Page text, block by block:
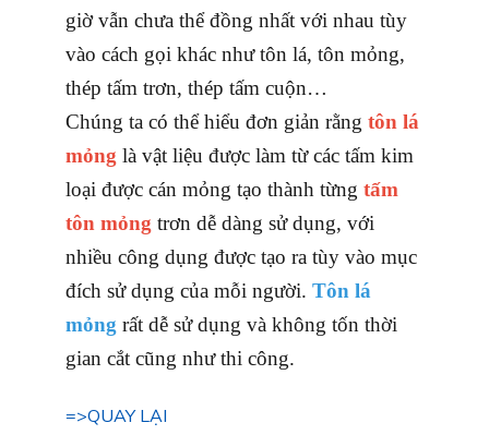
giờ vẫn chưa thể đồng nhất với nhau tùy
vào cách gọi khác như tôn lá, tôn mỏng,
thép tấm trơn, thép tấm cuộn…
Chúng ta có thể hiểu đơn giản rằng tôn lá
mỏng là vật liệu được làm từ các tấm kim
loại được cán mỏng tạo thành từng tấm
tôn mỏng trơn dễ dàng sử dụng, với
nhiều công dụng được tạo ra tùy vào mục
đích sử dụng của mỗi người. Tôn lá
mỏng rất dễ sử dụng và không tốn thời
gian cắt cũng như thi công.
=>QUAY LẠI